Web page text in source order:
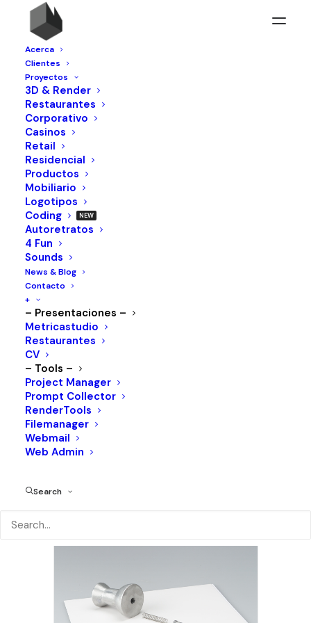
Acerca
Clientes
Proyectos
3D & Render
Restaurantes
Corporativo
Casinos
Retail
Residencial
Productos
Mobiliario
Logotipos
Coding
Autoretratos
4 Fun
Sounds
News & Blog
Contacto
+
– Presentaciones –
Metricastudio
Restaurantes
CV
– Tools –
Project Manager
Prompt Collector
RenderTools
Filemanager
Webmail
Web Admin
Search
Paperweight
Año: 2005